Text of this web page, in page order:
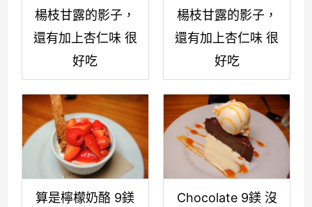
楊枝甘露的影子，
還有加上杏仁味 很
好吃
楊枝甘露的影子，
還有加上杏仁味 很
好吃
算是檸檬奶酪 9鎂
Chocolate 9鎂 沒